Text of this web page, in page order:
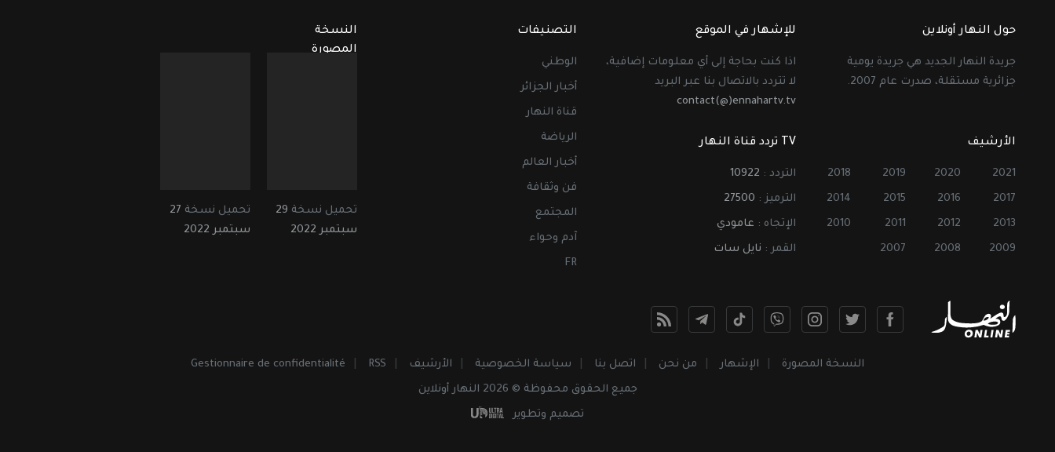
حول النهار أونلاين
جريدة النهار الجديد هي جريدة يومية
جزائرية مستقلة، صدرت عام 2007.
للإشهار في الموقع
اذا كنت بحاجة إلى أي معلومات إضافية،
لا تتردد بالاتصال بنا عبر البريد
contact(@)ennahartv.tv
الأرشيف
2021
2020
2019
2018
2017
2016
2015
2014
2013
2012
2011
2010
2009
2008
2007
TV تردد قناة النهار
التردد : 10922
الترميز : 27500
الإتجاه : عامودي
القمر : نايل سات
التصنيفات
الوطني
أخبار الجزائر
قناة النهار
الرياضة
أخبار العالم
فن وثقافة
المجتمع
آدم وحواء
FR
النسخة
المصورة
تحميل نسخة 29
سبتمبر 2022
تحميل نسخة 27
سبتمبر 2022
النسخة المصورة الإشهار من نحن اتصل بنا سياسة الخصوصية الأرشيف RSS
Gestionnaire de confidentialité
جميع الحقوق محفوظة © 2026 النهار أونلاين
تصميم وتطوير